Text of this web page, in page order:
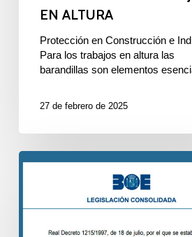
EN ALTURA
Protección en Construcción e
Para los trabajos en altura las
barandillas son elementos
27 de febrero de 2025
COMPROBACIÓN
TRABAJO